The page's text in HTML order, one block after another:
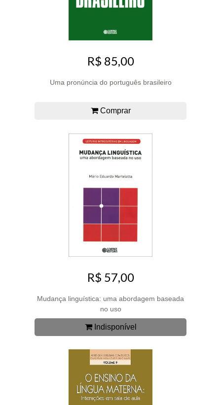
R$ 85,00
Uma pronúncia do português brasileiro
Comprar
R$ 57,00
Mudança linguística: uma abordagem baseada
no uso
Indisponível